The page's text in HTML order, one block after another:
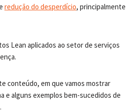
redução do desperdício, principalmente
Lean aplicados ao setor de serviços
conteúdo, em que vamos mostrar
e alguns exemplos bem-sucedidos de